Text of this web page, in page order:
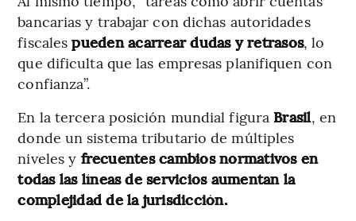
bancarias y trabajar con dichas autoridades
fiscales pueden acarrear dudas y retrasos, lo
que dificulta que las empresas planifiquen con
confianza”.
En la tercera posición mundial figura Brasil, en
donde un sistema tributario de múltiples
niveles y frecuentes cambios normativos en
todas las líneas de servicios aumentan la
complejidad de la jurisdicción.